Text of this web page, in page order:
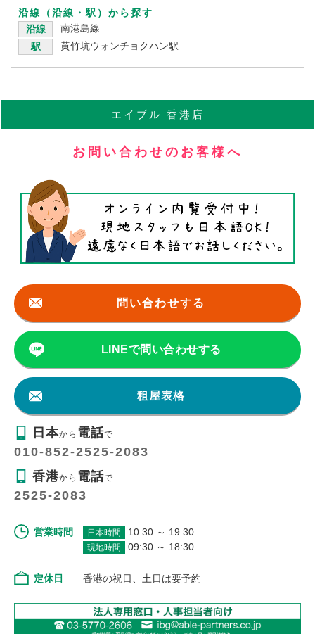
沿線（沿線・駅）から探す
沿線
南港島線
駅
黄竹坑ウォンチョクハン駅
エイブル 香港店
お問い合わせのお客様へ
問い合わせする
LINEで問い合わせする
租屋表格
日本から 電話で
010-852-2525-2083
香港から 電話で
2525-2083
営業時間 日本時間 10:30 ～ 19:30
現地時間 09:30 ～ 18:30
定休日 香港の祝日、土日は要予約